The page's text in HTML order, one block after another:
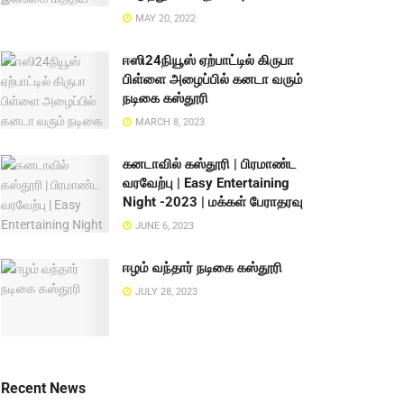
MAY 20, 2022
ஈஸி24நியூஸ் ஏற்பாட்டில் கிருபா
பிள்ளை அழைப்பில் கனடா வரும்
நடிகை கஸ்தூரி
MARCH 8, 2023
கனடாவில் கஸ்தூரி | பிரமாண்ட
வரவேற்பு | Easy Entertaining
Night -2023 | மக்கள் பேராதரவு
JUNE 6, 2023
ஈழம் வந்தார் நடிகை கஸ்தூரி
JULY 28, 2023
Recent News